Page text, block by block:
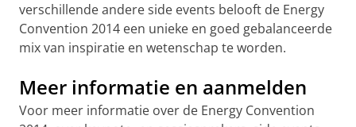
verschillende andere side events belooft de Energy
Convention 2014 een unieke en goed gebalanceerde
mix van inspiratie en wetenschap te worden.
Meer informatie en aanmelden
Voor meer informatie over de Energy Convention